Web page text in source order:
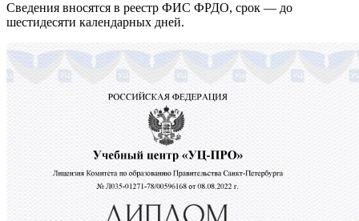
Сведения вносятся в реестр ФИС ФРДО, срок — до
шестидесяти календарных дней.